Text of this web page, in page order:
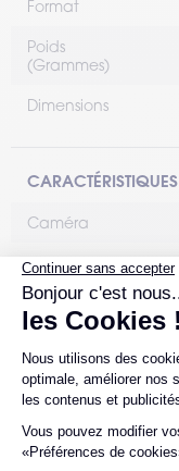
Format
Poids
(Grammes)
Dimensions
CARACTÉRISTIQUES
Caméra
Environnement
d'utilisation
Indice de
Résistance aux
chutes (mètres)
Communication
bluetooth